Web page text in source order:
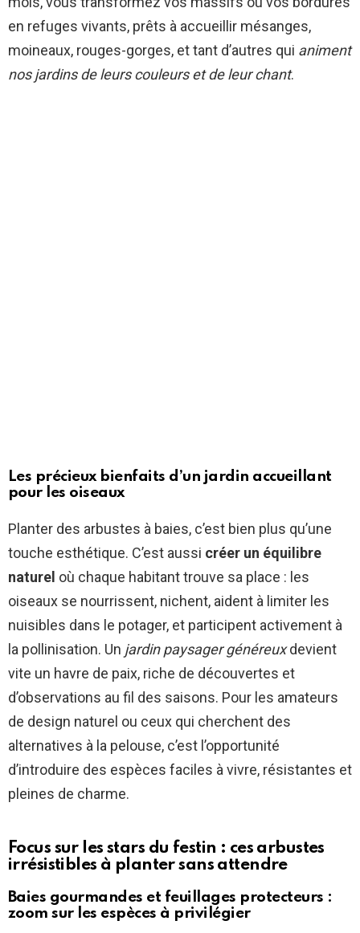
en refuges vivants, prêts à accueillir mésanges,
moineaux, rouges-gorges, et tant d’autres qui animent
nos jardins de leurs couleurs et de leur chant.
Les précieux bienfaits d’un jardin accueillant
pour les oiseaux
Planter des arbustes à baies, c’est bien plus qu’une
touche esthétique. C’est aussi créer un équilibre
naturel où chaque habitant trouve sa place : les
oiseaux se nourrissent, nichent, aident à limiter les
nuisibles dans le potager, et participent activement à
la pollinisation. Un jardin paysager généreuxdevient
vite un havre de paix, riche de découvertes et
d’observations au fil des saisons. Pour les amateurs
de design naturel ou ceux qui cherchent des
alternatives à la pelouse, c’est l’opportunité
d’introduire des espèces faciles à vivre, résistantes et
pleines de charme.
Focus sur les stars du festin : ces arbustes
irrésistibles à planter sans attendre
Baies gourmandes et feuillages protecteurs :
zoom sur les espèces à privilégier